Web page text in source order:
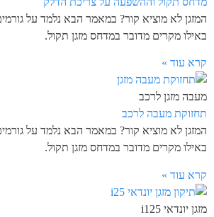
המזגן לא מוציא קור? במאמר הבא נלמד על גורמים
באילו מקרים מדובר במדחס מזגן תקול.
קרא עוד »
מעבה מזגן לרכב
תחזוקת מעבה לרכב
המזגן לא מוציא קור? במאמר הבא נלמד על גורמים
באילו מקרים מדובר במדחס מזגן תקול.
קרא עוד »
מזגן יונדאי i125